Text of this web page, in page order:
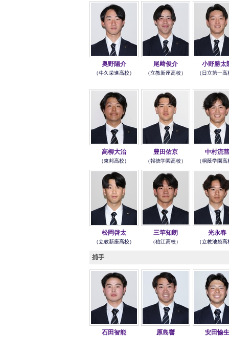
奥野陽介
（牛久栄進高校）
尾﨑俊介
（立教新座高校）
小野勝太
（日立第一
高柳大治
（東邦高校）
豊田佑京
（報徳学園高校）
中村流彗
（桐蔭学園
松岡啓太
（立教新座高校）
三竿知朗
（狛江高校）
光永春
（立教池袋
捕手
石田智能 原島響 安田愉生